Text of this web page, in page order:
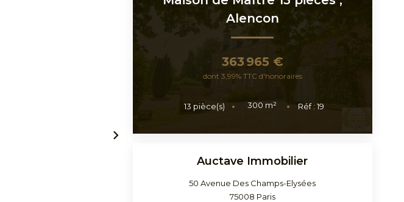
Alencon
363 965 €
dont 3,99% TTC d'honoraires
13 pièce(s) 300 m² Réf :19
Auctave Immobilier
50 Avenue Des Champs-Elysées
75008 Paris